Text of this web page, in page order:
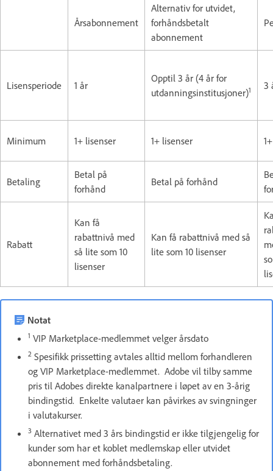
Årsabonnement
Alternativ for utvidet,
forhåndsbetalt
abonnement
Lisensperiode 1 år
Opptil 3 år (4 år for
utdanningsinstitusjoner)1 3
Minimum 1+ lisenser 1+ lisenser
Betaling
Betal på
forhånd
Betal på forhånd
Rabatt
Kan få
rabattnivå med
så lite som 10
lisenser
Kan få rabattnivå med så
lite som 10 lisenser
Notat
1 VIP Marketplace-medlemmet velger årsdato
2 Spesifikk prissetting avtales alltid mellom forhandleren
og VIP Marketplace-medlemmet. Adobe vil tilby samme
pris til Adobes direkte kanalpartnere i løpet av en 3-årig
bindingstid. Enkelte valutaer kan påvirkes av svingninger
i valutakurser.
3 Alternativet med 3 års bindingstid er ikke tilgjengelig for
kunder som har et koblet medlemskap eller utvidet
abonnement med forhåndsbetaling.